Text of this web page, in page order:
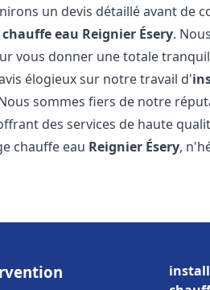
un devis détaillé avant de
eau Reignier Ésery.
vous donner une totale
élogieux sur notre travail d'
sommes fiers de notre
des services de haute
chauffe eau Reignier Ésery,